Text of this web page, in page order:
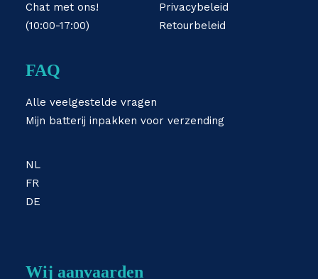
Chat met ons!
(10:00-17:00)
Privacybeleid
Retourbeleid
FAQ
Alle veelgestelde vragen
Mijn batterij inpakken voor verzending
NL
FR
DE
Wij aanvaarden